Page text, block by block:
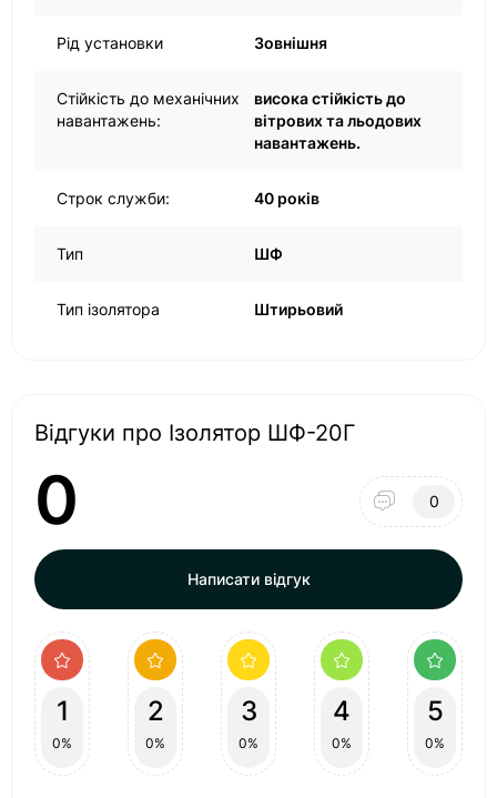
Рід установки Зовнішня
Стійкість до механічних
навантажень:
висока стійкість до
вітрових та льодових
навантажень.
Строк служби: 40 років
Тип ШФ
Тип ізолятора Штирьовий
Відгуки про Ізолятор ШФ-20Г
0 0
Написати відгук
1
0%
2
0%
3
0%
4
0%
5
0%